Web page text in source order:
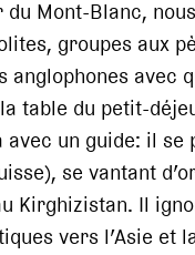
Mont-Blanc,
groupes aux
anglophones avec
table du petit-
avec un guide: il
se vantant
Kirghizistan. Il
vers l’Asie et